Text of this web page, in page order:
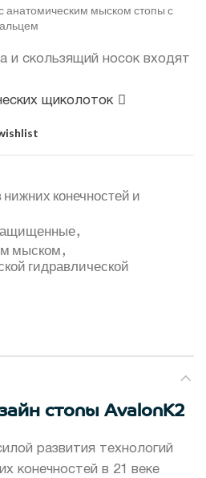
анатомическим мыском стопы с
и скользящий носок входят
щиколоток
конечностей и
,
мыском,
гидравлической
стопы AvalonK2
развития технологий
конечностей в 21 веке